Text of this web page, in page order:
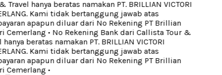
hanya beratas namakan PT. BRILLIAN VICTORI
Kami tidak bertanggung jawab atas
apapun diluar dari No Rekening PT Brillian
Cemerlang• No Rekening Bank dari Callista Tour &
beratas namakan PT. BRILLIAN VICTORI
Kami tidak bertanggung jawab atas
apapun diluar dari No Rekening PT Brillian
Cemerlang•